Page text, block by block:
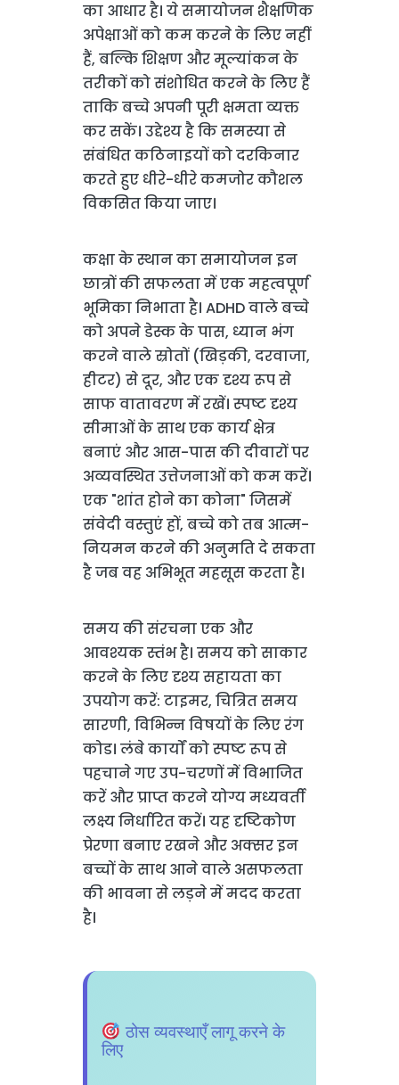
का आधार है। ये समायोजन शैक्षणिक
अपेक्षाओं को कम करने के लिए नहीं
हैं, बल्कि शिक्षण और मूल्यांकन के
तरीकों को संशोधित करने के लिए हैं
ताकि बच्चे अपनी पूरी क्षमता व्यक्त
कर सकें। उद्देश्य है कि समस्या से
संबंधित कठिनाइयों को दरकिनार
करते हुए धीरे-धीरे कमजोर कौशल
विकसित किया जाए।
कक्षा के स्थान का समायोजन इन
छात्रों की सफलता में एक महत्वपूर्ण
भूमिका निभाता है। ADHD वाले बच्चे
को अपने डेस्क के पास, ध्यान भंग
करने वाले स्रोतों (खिड़की, दरवाजा,
हीटर) से दूर, और एक दृश्य रूप से
साफ वातावरण में रखें। स्पष्ट दृश्य
सीमाओं के साथ एक कार्य क्षेत्र
बनाएं और आस-पास की दीवारों पर
अव्यवस्थित उत्तेजनाओं को कम करें।
एक "शांत होने का कोना" जिसमें
संवेदी वस्तुएं हों, बच्चे को तब आत्म-
नियमन करने की अनुमति दे सकता
है जब वह अभिभूत महसूस करता है।
समय की संरचना एक और
आवश्यक स्तंभ है। समय को साकार
करने के लिए दृश्य सहायता का
उपयोग करें: टाइमर, चित्रित समय
सारणी, विभिन्न विषयों के लिए रंग
कोड। लंबे कार्यों को स्पष्ट रूप से
पहचाने गए उप-चरणों में विभाजित
करें और प्राप्त करने योग्य मध्यवर्ती
लक्ष्य निर्धारित करें। यह दृष्टिकोण
प्रेरणा बनाए रखने और अक्सर इन
बच्चों के साथ आने वाले असफलता
की भावना से लड़ने में मदद करता
है।
ठोस व्यवस्थाएँ लागू करने के
लिए